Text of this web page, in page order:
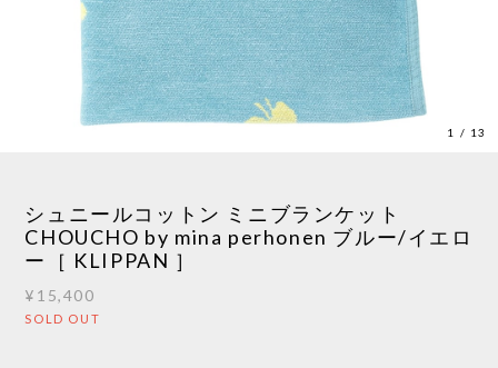
1 / 13
シュニールコットン ミニブランケット
CHOUCHO by mina perhonen ブルー/イエロ
ー［ KLIPPAN ］
¥15,400
SOLD OUT